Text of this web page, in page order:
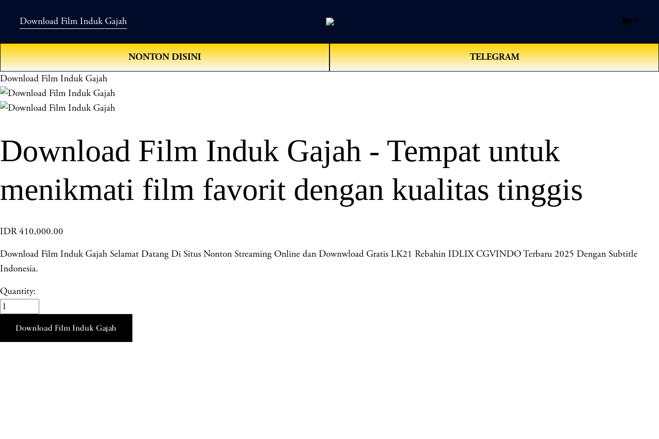
Download Film Induk Gajah 0
NONTON DISINI TELEGRAM
Download Film Induk Gajah
Download Film Induk Gajah - Tempat untuk
menikmati film favorit dengan kualitas tinggis
IDR 410,000.00
Download Film Induk Gajah Selamat Datang Di Situs Nonton Streaming Online dan Downwload Gratis LK21 Rebahin IDLIX CGVINDO Terbaru 2025 Dengan Subtitle
Indonesia.
Quantity:
Download Film Induk Gajah